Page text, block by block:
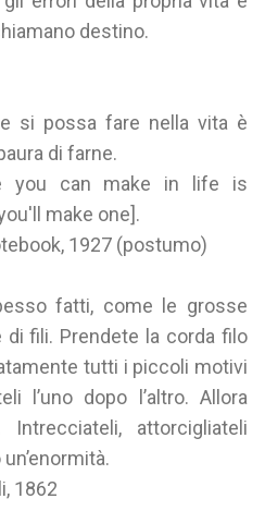
destino.
si possa fare nella vita è
di farne.
you can make in life is
make one].
1927 (postumo)
fatti, come le grosse
fili. Prendete la corda filo
tutti i piccoli motivi
l’uno dopo l’altro. Allora
attorcigliateli
1862